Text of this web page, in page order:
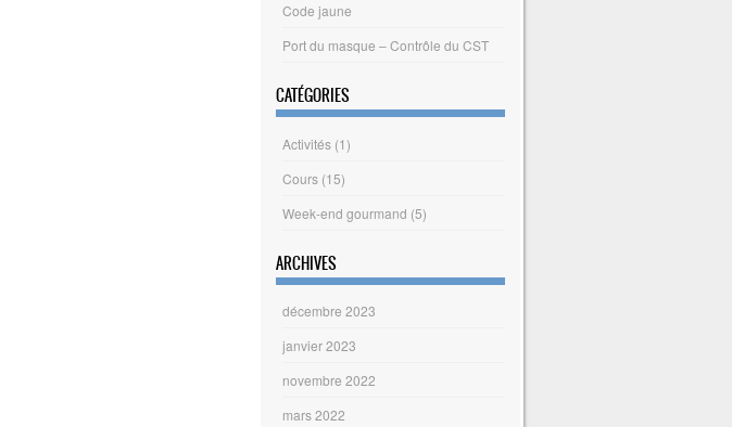
Code jaune
Port du masque – Contrôle du CST
CATÉGORIES
Activités (1)
Cours (15)
Week-end gourmand (5)
ARCHIVES
décembre 2023
janvier 2023
novembre 2022
mars 2022